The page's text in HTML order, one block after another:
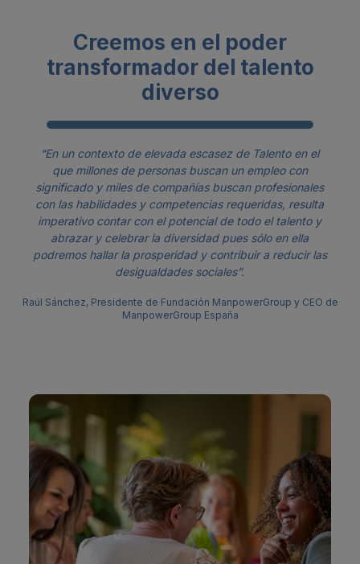
Creemos en el poder
transformador del talento
diverso
“En un contexto de elevada escasez de Talento en el
que millones de personas buscan un empleo con
significado y miles de compañías buscan profesionales
con las habilidades y competencias requeridas, resulta
imperativo contar con el potencial de todo el talento y
abrazar y celebrar la diversidad pues sólo en ella
podremos hallar la prosperidad y contribuir a reducir las
desigualdades sociales”.
Raúl Sánchez, Presidente de Fundación ManpowerGroup y CEO de
ManpowerGroup España